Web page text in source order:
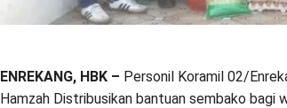
ENREKANG, HBK – Personil Koramil 02/
Hamzah Distribusikan bantuan sembako bagi